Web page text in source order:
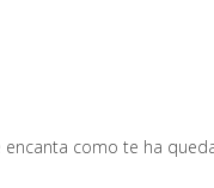
como te ha